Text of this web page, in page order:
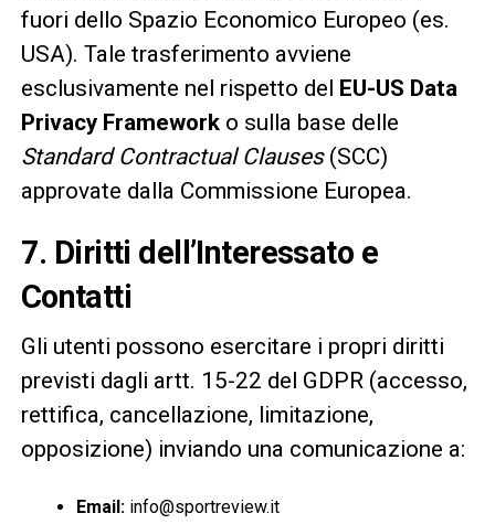
fuori dello Spazio Economico Europeo (es.
USA). Tale trasferimento avviene
esclusivamente nel rispetto del EU-US Data
Privacy Frameworko sulla base delle
Standard Contractual Clauses(SCC)
approvate dalla Commissione Europea.
7. Diritti dell’Interessato e
Contatti
Gli utenti possono esercitare i propri diritti
previsti dagli artt. 15-22 del GDPR (accesso,
rettifica, cancellazione, limitazione,
opposizione) inviando una comunicazione a:
Email:info@sportreview.it